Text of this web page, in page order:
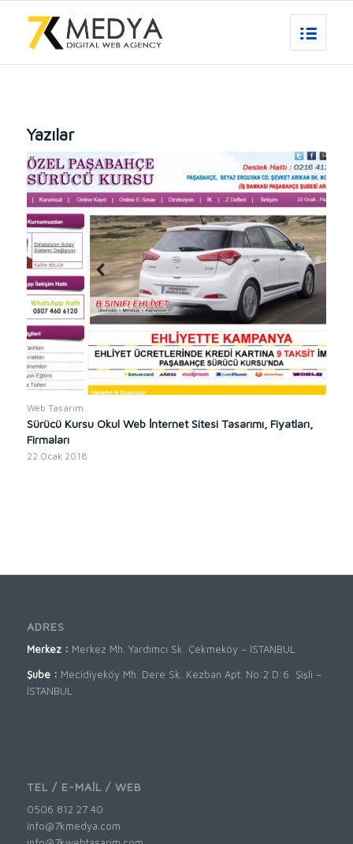
Yazılar
Web Tasarım
Sürücü Kursu Okul Web İnternet Sitesi Tasarımı, Fiyatları,
Firmaları
22 Ocak 2018
ADRES
Merkez : Merkez Mh. Yardımcı Sk. Çekmeköy – İSTANBUL
Şube : Mecidiyeköy Mh. Dere Sk. Kezban Apt. No:2 D:6 Şişli –
İSTANBUL
TEL / E-MAİL / WEB
0506 812 27 40
info@7kmedya.com